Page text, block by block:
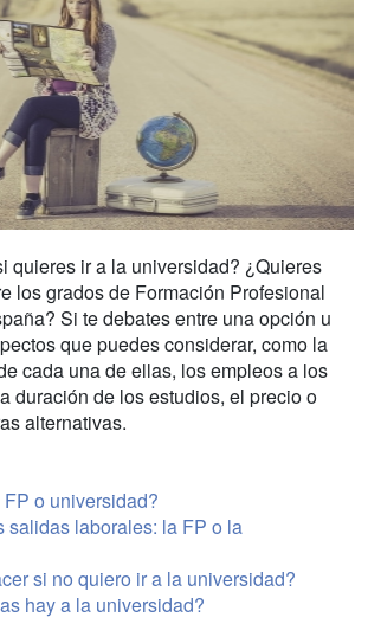
quieres ir a la universidad? ¿Quieres
los grados de Formación Profesional
Si te debates entre una opción u
que puedes considerar, como la
cada una de ellas, los empleos a los
duración de los estudios, el precio o
alternativas.
o universidad?
salidas laborales: la FP o la
si no quiero ir a la universidad?
hay a la universidad?